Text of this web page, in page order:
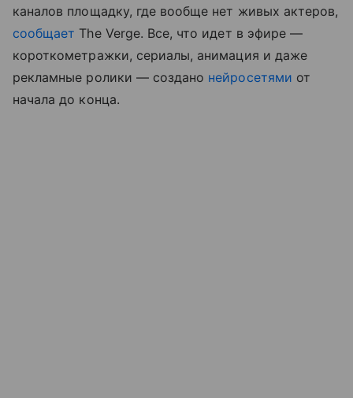
каналов площадку, где вообще нет живых актеров,
сообщает The Verge. Все, что идет в эфире —
короткометражки, сериалы, анимация и даже
рекламные ролики — создано нейросетями от
начала до конца.